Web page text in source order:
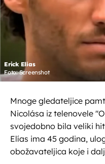
Erick Elías
Foto: Screenshot
Mnoge gledateljice
Nicolása iz telenovele
svojedobno bila veliki
Elías ima 45 godina,
obožavateljica koje i